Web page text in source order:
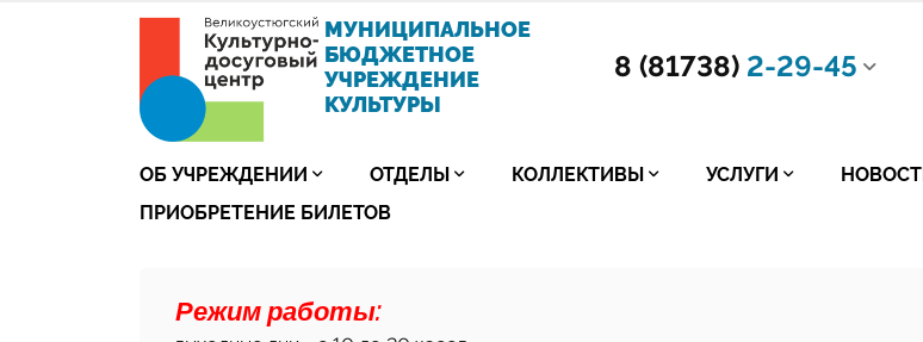
МУНИЦИПАЛЬНОЕ
БЮДЖЕТНОЕ
УЧРЕЖДЕНИЕ
КУЛЬТУРЫ
8 (81738) 2-29-45
ОБ УЧРЕЖДЕНИИ ОТДЕЛЫ КОЛЛЕКТИВЫ УСЛУГИ
ПРИОБРЕТЕНИЕ БИЛЕТОВ
Режим работы: